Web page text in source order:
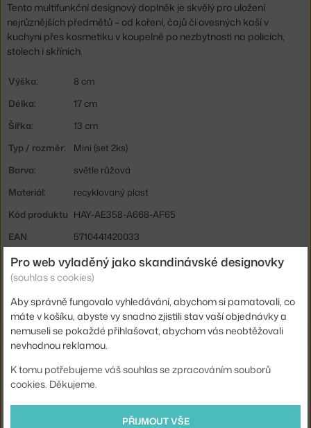
Tento multifunkční designový doplněk je skvělý pro uložení
nejrůznějších předmětů – od koření, čajů či ovesných kaší v
kuchyni přes kosmetiku v koupelně po nezbytnosti na policích,
stolech i skříních.
Výška:
8 cm
Délka:
17 cm
Šířka:
13 cm
Typ / rozměr:
Mini (set 2ks)
Barva:
světle růžová
Materiál:
recyklovaný plast
Kód produktu HAY-AE358-A668-AF65
EAN
5710441420033
Ste zo Slovenska? Prejdite naColour Crate Mini set 2ks, powder
Shopping from the EU? Switch to
powder
Související produkty
HAY
140 Kč
Pro web vyladěný jako skandinávské designovky
(souhlas s cookies)
Aby správně fungovalo vyhledávání, abychom si pamatovali, co
máte v košíku, abyste vy snadno zjistili stav vaší objednávky a
nemuseli se pokaždé přihlašovat, abychom vás neobtěžovali
nevhodnou reklamou.
K tomu potřebujeme váš souhlas se zpracováním souborů
cookies. Děkujeme.
PŘIJMOUT VŠE